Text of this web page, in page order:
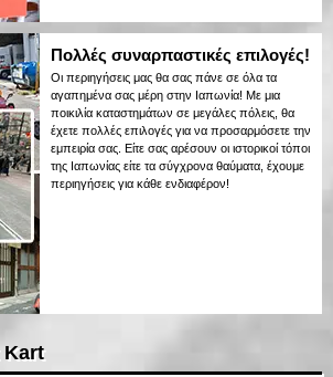
Πολλές συναρπαστικές επιλογές!
Οι περιηγήσεις μας θα σας πάνε σε όλα τα
αγαπημένα σας μέρη στην Ιαπωνία! Με μια
ποικιλία καταστημάτων σε μεγάλες πόλεις, θα
έχετε πολλές επιλογές για να προσαρμόσετε την
εμπειρία σας. Είτε σας αρέσουν οι ιστορικοί τόποι
της Ιαπωνίας είτε τα σύγχρονα θαύματα, έχουμε
περιηγήσεις για κάθε ενδιαφέρον!
Kart